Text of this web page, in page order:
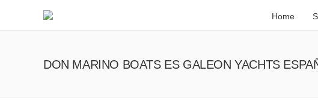
Home
DON MARINO BOATS ES GALEON YACHTS